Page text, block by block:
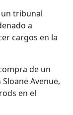
tribunal
a
cargos en la
de un
Avenue,
en el